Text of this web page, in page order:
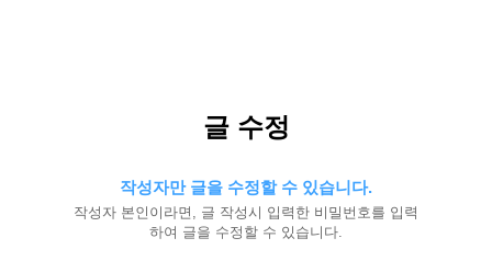
글 수정
작성자만 글을 수정할 수 있습니다.
작성자 본인이라면, 글 작성시 입력한 비밀번호를 입력
하여 글을 수정할 수 있습니다.